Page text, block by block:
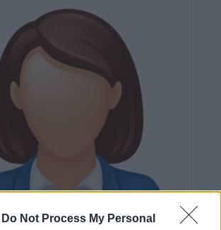
Do Not Process My Personal